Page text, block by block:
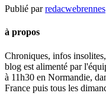
Publié parredacwebrennes
à propos
Chroniques, infos
blog est alimenté par
à 11h30 en Normandie,
France puis tous les